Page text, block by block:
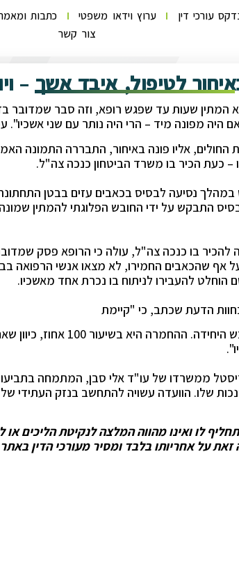
עורכי דין ערוץ וידאו משפטי כתבות
צור קשר
לטיפול, איבד אשך –
המתין שעות עד שפגש רופא, וזה סבר
מפונה מיד – הרי היה נותר עם שני אשכיו".
אליו פונה באיחור, התבררה התמונה
כעת הכיר בו משרד הביטחון כנכה צה"ל.
נסיעה לבסיס בכאבים עזים בבטן
התבקש על ידי החובש הפלוגתי להמתין
להכיר בו כנכה צה"ל, עולה כי הרופא פסק
אף שהכאבים החמירו, לא מצאו אנשי הרפואה
הוחלט להעבירו לניתוח בו נכרת אחד מאשכיו.
הדעת שכתב, כי "קיימת
החמרה שנבעה מטיפול לקוי של רופא
ממשרדו של עו"ד אלי סבן, המתמחה
שלו. הוועדה עשויה להתחשב בנזק העתידי
לו ואינו מהווה המלצה לנקיטת הליכים
על אחריותו בלבד ומסיר מעורכי הדין